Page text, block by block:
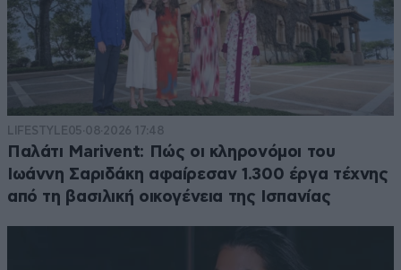
LIFESTYLE05·08·2026 17:48
Παλάτι Marivent: Πώς οι κληρονόμοι του
Ιωάννη Σαριδάκη αφαίρεσαν 1.300 έργα τέχνης
από τη βασιλική οικογένεια της Ισπανίας